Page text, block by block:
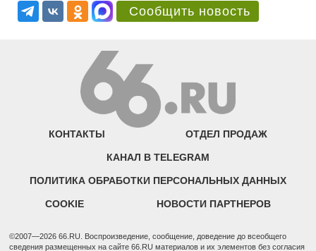
Сообщить новость
КОНТАКТЫ ОТДЕЛ ПРОДАЖ
КАНАЛ В TELEGRAM
ПОЛИТИКА ОБРАБОТКИ ПЕРСОНАЛЬНЫХ ДАННЫХ
COOKIE НОВОСТИ ПАРТНЕРОВ
©2007—2026 66.RU. Воспроизведение, сообщение, доведение до всеобщего
сведения размещенных на сайте 66.RU материалов и их элементов без согласия